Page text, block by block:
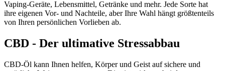
Vaping-Geräte, Lebensmittel, Getränke und mehr. Jede Sorte hat
ihre eigenen Vor- und Nachteile, aber Ihre Wahl hängt größtenteils
von Ihren persönlichen Vorlieben ab.
CBD - Der ultimative Stressabbau
CBD-Öl kann Ihnen helfen, Körper und Geist auf sichere und